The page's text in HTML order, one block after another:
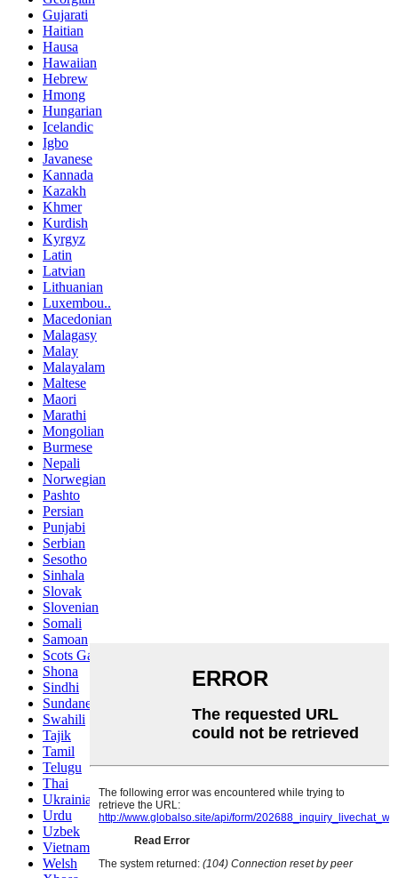
Gujarati
Haitian
Hausa
Hawaiian
Hebrew
Hmong
Hungarian
Icelandic
Igbo
Javanese
Kannada
Kazakh
Khmer
Kurdish
Kyrgyz
Latin
Latvian
Lithuanian
Luxembou..
Macedonian
Malagasy
Malay
Malayalam
Maltese
Maori
Marathi
Mongolian
Burmese
Nepali
Norwegian
Pashto
Persian
Punjabi
Serbian
Sesotho
Sinhala
Slovak
Slovenian
Somali
Samoan
Scots Gaelic
Shona
Sindhi
Sundanese
Swahili
Tajik
Tamil
Telugu
Thai
Ukrainian
Urdu
Uzbek
Vietnamese
Welsh